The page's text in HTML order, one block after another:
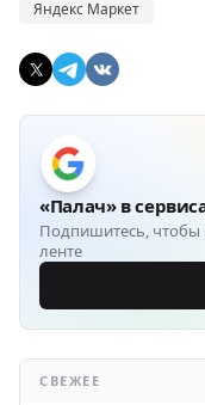
Яндекс Маркет
«Палач» в
Подпишитесь,
ленте
СВЕЖЕЕ